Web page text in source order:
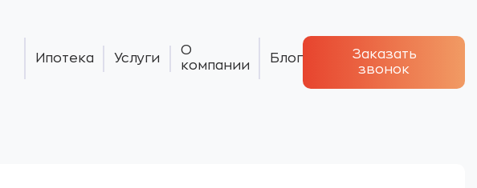
Ипотека Услуги
О
компании
Блог
Заказать
звонок